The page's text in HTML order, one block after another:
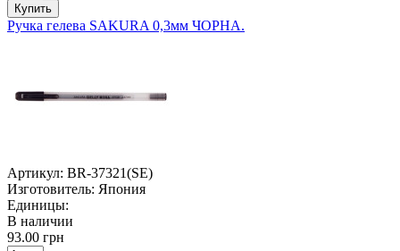
Купить
Ручка гелева SAKURA 0,3мм ЧОРНА.
Артикул: BR-37321(SE)
Изготовитель: Япония
Единицы:
В наличии
93.00 грн